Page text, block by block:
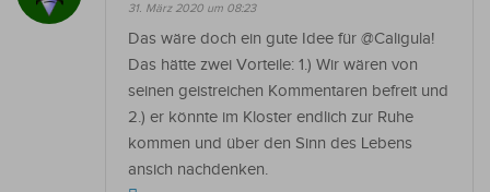
31. März 2020 um 08:23
Das wäre doch ein gute Idee für @Caligula!
Das hätte zwei Vorteile: 1.) Wir wären von
seinen geistreichen Kommentaren befreit und
2.) er könnte im Kloster endlich zur Ruhe
kommen und über den Sinn des Lebens
ansich nachdenken.